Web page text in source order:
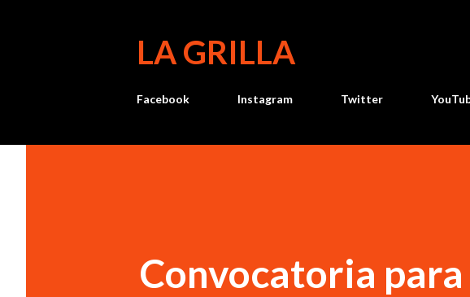
LA GRILLA
Facebook Instagram Twitter
Convocatoria para